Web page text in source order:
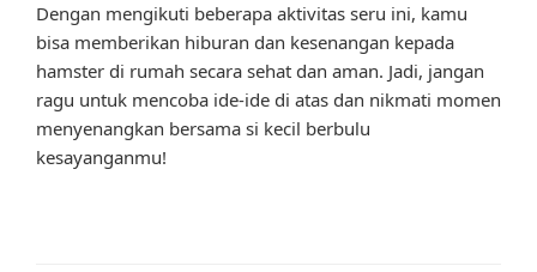
Dengan mengikuti beberapa aktivitas seru ini, kamu
bisa memberikan hiburan dan kesenangan kepada
hamster di rumah secara sehat dan aman. Jadi, jangan
ragu untuk mencoba ide-ide di atas dan nikmati momen
menyenangkan bersama si kecil berbulu
kesayanganmu!